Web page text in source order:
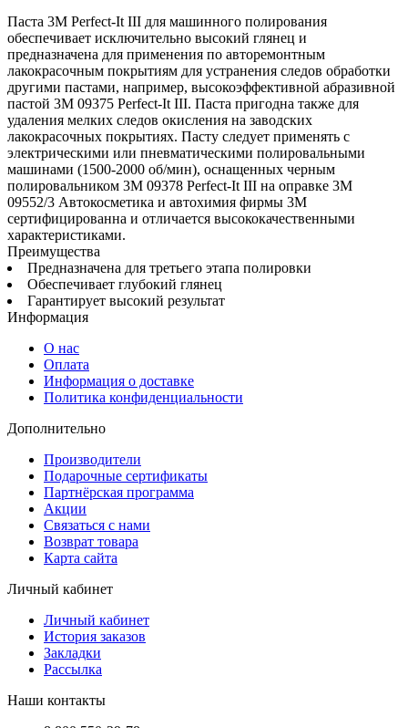
Паста 3M Perfect-It III для машинного полирования
обеспечивает исключительно высокий глянец и
предназначена для применения по авторемонтным
лакокрасочным покрытиям для устранения следов обработки
другими пастами, например, высокоэффективной абразивной
пастой 3M 09375 Perfect-It III. Паста пригодна также для
удаления мелких следов окисления на заводских
лакокрасочных покрытиях. Пасту следует применять с
электрическими или пневматическими полировальными
машинами (1500-2000 об/мин), оснащенных черным
полировальником 3M 09378 Perfect-It III на оправке 3M
09552/3 Автокосметика и автохимия фирмы 3М
сертифицированна и отличается высококачественными
характеристиками.
Преимущества
Предназначена для третьего этапа полировки
Обеспечивает глубокий глянец
Гарантирует высокий результат
Информация
О нас
Оплата
Информация о доставке
Политика конфиденциальности
Дополнительно
Производители
Подарочные сертификаты
Партнёрская программа
Акции
Связаться с нами
Возврат товара
Карта сайта
Личный кабинет
Личный кабинет
История заказов
Закладки
Рассылка
Наши контакты